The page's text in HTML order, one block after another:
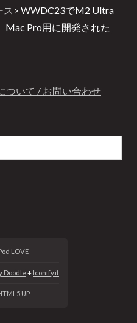
ス > WWDC23でM2 Ultra
Mac Pro用に開発された
ついて / お問い合わせ
LOVE
Doodle + Iconify.it
UP